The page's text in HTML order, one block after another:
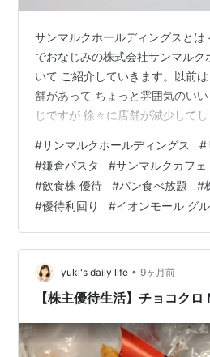
サンマルクホールディングスとは
でおなじみの株式会社サンマルク
いて ご紹介していきます。以前
舗があって ちょっと雰囲気のい
じですが 徐々に店舗が減少して
代わりに もう少しカジュアルな利
カフェをはじめ レストランとして
約30種類の様々なブランドで展開
待は20％割引の優待カード サン
の株主優待は 写真の株主優待カ
受け取り時期 毎…
#サンマルクホールディングス #
#鎌倉パスタ #サンマルクカフェ
#飲食株 優待 #パン食べ放題 #
#優待利回り #イオンモール グ
yuki's daily life • 9ヶ月前
【株主優待生活】チョコク